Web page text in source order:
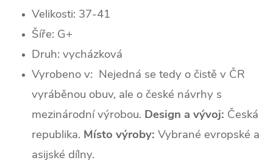
Velikosti: 37-41
Šíře: G+
Druh: vycházková
Vyrobeno v: Nejedná se tedy o čistě v ČR
vyráběnou obuv, ale o české návrhy s
mezinárodní výrobou. Design a vývoj: Česká
republika. Místo výroby: Vybrané evropské a
asijské dílny.